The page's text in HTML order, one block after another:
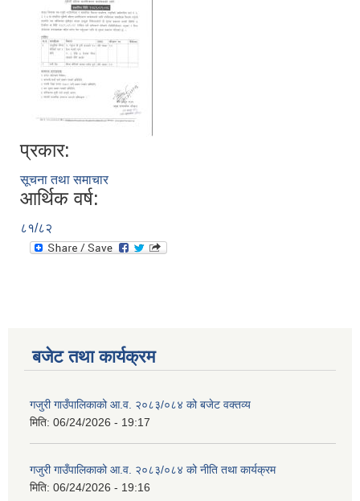
प्रकार:
सूचना तथा समाचार
आर्थिक वर्ष:
८१/८२
बजेट तथा कार्यक्रम
गजुरी गाउँपालिकाको आ.व. २०८३/०८४ को बजेट वक्तव्य
मिति: 06/24/2026 - 19:17
गजुरी गाउँपालिकाको आ.व. २०८३/०८४ को नीति तथा कार्यक्रम
मिति: 06/24/2026 - 19:16